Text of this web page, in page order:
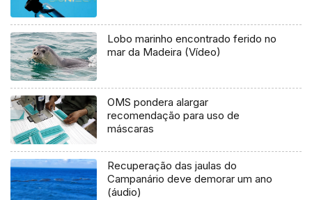
Lobo marinho encontrado ferido no
mar da Madeira (Vídeo)
OMS pondera alargar
recomendação para uso de
máscaras
Recuperação das jaulas do
Campanário deve demorar um ano
(áudio)